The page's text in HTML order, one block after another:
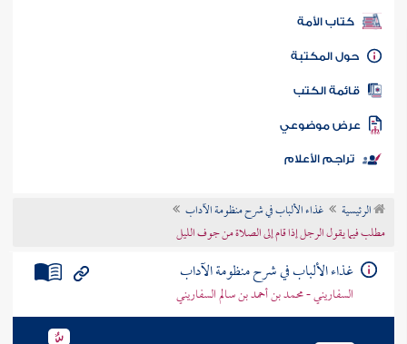
كتب PDF
كتاب الأمة
المكتبة
الكتب
موضوعي
تراجم الأعلام
الرئيسية
غذاء الألباب في شرح منظومة الآداب
مطلب فيما يقول الرجل إذا قام إلى الصلاة من جوف الليل
غذاء الألباب في شرح منظومة الآداب
السفاريني - محمد بن أحمد بن سالم السفاريني